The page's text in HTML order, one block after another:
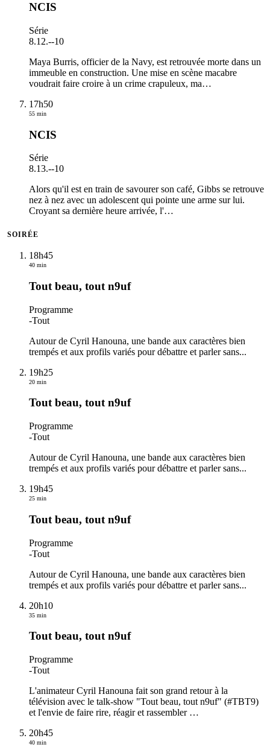
NCIS
Série
8.12.--10
Maya Burris, officier de la Navy, est retrouvée morte dans un
immeuble en construction. Une mise en scène macabre
voudrait faire croire à un crime crapuleux, ma…
17h50
55 min
NCIS
Série
8.13.--10
Alors qu'il est en train de savourer son café, Gibbs se retrouve
nez à nez avec un adolescent qui pointe une arme sur lui.
Croyant sa dernière heure arrivée, l'…
SOIRÉE
18h45
40 min
Tout beau, tout n9uf
Programme
-Tout
Autour de Cyril Hanouna, une bande aux caractères bien
trempés et aux profils variés pour débattre et parler sans...
19h25
20 min
Tout beau, tout n9uf
Programme
-Tout
Autour de Cyril Hanouna, une bande aux caractères bien
trempés et aux profils variés pour débattre et parler sans...
19h45
25 min
Tout beau, tout n9uf
Programme
-Tout
Autour de Cyril Hanouna, une bande aux caractères bien
trempés et aux profils variés pour débattre et parler sans...
20h10
35 min
Tout beau, tout n9uf
Programme
-Tout
L'animateur Cyril Hanouna fait son grand retour à la
télévision avec le talk-show "Tout beau, tout n9uf" (#TBT9)
et l'envie de faire rire, réagir et rassembler …
20h45
40 min